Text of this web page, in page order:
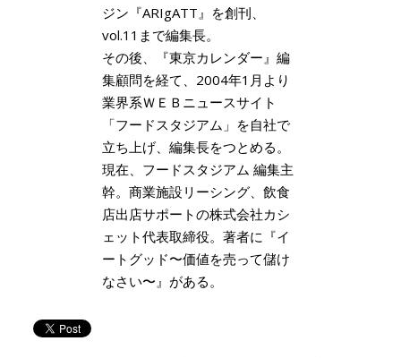
ジン『ARIgATT』を創刊、
vol.11まで編集長。
その後、『東京カレンダー』編
集顧問を経て、2004年1月より
業界系ＷＥＢニュースサイト
「フードスタジアム」を自社で
立ち上げ、編集長をつとめる。
現在、フードスタジアム 編集主
幹。商業施設リーシング、飲食
店出店サポートの株式会社カシ
ェット代表取締役。著者に『イ
ートグッド〜価値を売って儲け
なさい〜』がある。